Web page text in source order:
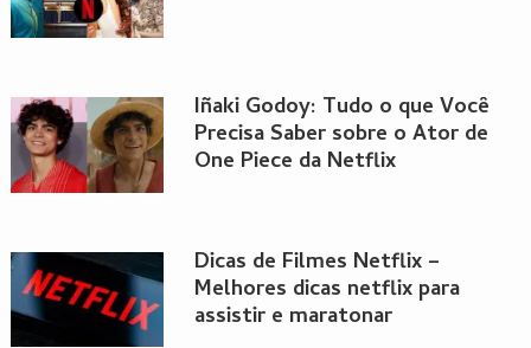
Iñaki Godoy: Tudo o que Você
Precisa Saber sobre o Ator de
One Piece da Netflix
Dicas de Filmes Netflix –
Melhores dicas netflix para
assistir e maratonar